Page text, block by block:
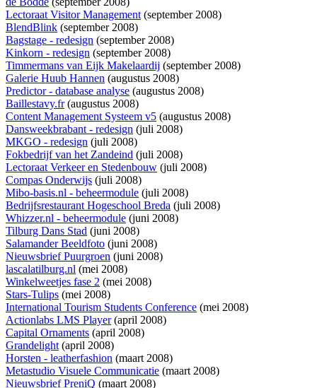
Lectoraat Visitor Management(september 2008)
BlendBlink (september 2008)
Bagstage - redesign (september 2008)
Kinkorn - redesign (september 2008)
Timmermans van Eijk Makelaardij (september 2008)
Galerie Huub Hannen (augustus 2008)
Predictor - database analyse (augustus 2008)
Baillestavy.fr(augustus 2008)
Content Management Systeem v5 (augustus 2008)
Dansweekbrabant - redesign (juli 2008)
MKGO - redesign (juli 2008)
Fokbedrijf van het Zandeind (juli 2008)
Lectoraat Verkeer en Stedenbouw (juli 2008)
Compas Onderwijs (juli 2008)
Mibo-basis.nl - beheermodule (juli 2008)
Bedrijfsrestaurant Hogeschool Breda (juli 2008)
Whizzer.nl - beheermodule (juni 2008)
Tilburg Dans Stad (juni 2008)
Salamander Beeldfoto (juni 2008)
Nieuwsbrief Puurgroen (juni 2008)
lascalatilburg.nl (mei 2008)
Winkelweetjes fase 2 (mei 2008)
Stars-Tulips (mei 2008)
International Tourism Students Conference (mei 2008)
Actionlabs LMS Player(april 2008)
Capital Ornaments (april 2008)
Grandelight(april 2008)
Horsten - leatherfashion (maart 2008)
Metastudio Visuele Communicatie (maart 2008)
Nieuwsbrief PreniQ (maart 2008)